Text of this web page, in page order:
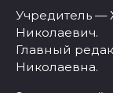
Учредитель —
Николаевич.
Главный
Николаевна.